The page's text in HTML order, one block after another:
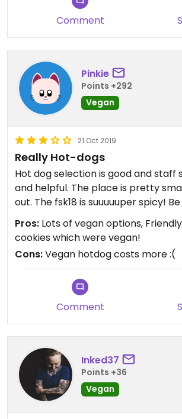
Comment
Pinkie
Points +292
Vegan
21 Oct 2019
Really Hot-dogs
Hot dog selection is good and staff
and helpful. The place is pretty
out. The fsk18 is suuuuuper spicy!
Pros: Lots of vegan options,
cookies which were vegan!
Cons:Vegan hotdog costs more :(
Comment
Inked37
Points +36
Vegan